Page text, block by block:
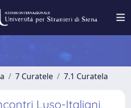
7 Curatele 7.1 Curatela
Luso-Italiani,